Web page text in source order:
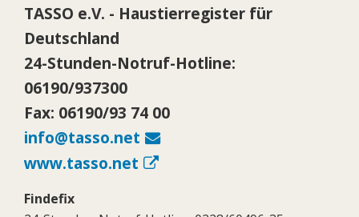
TASSO e.V. - Haustierregister für
Deutschland
24-Stunden-Notruf-Hotline:
06190/937300
Fax: 06190/93 74 00
info@tasso.net
www.tasso.net
Findefix